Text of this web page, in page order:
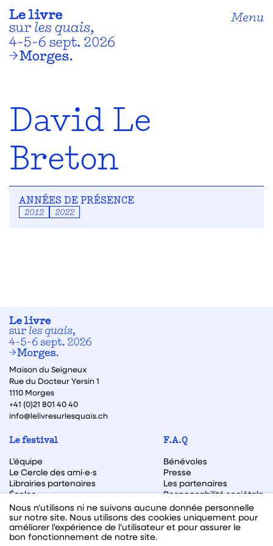
Menu
David Le
Breton
ANNÉES DE PRÉSENCE
2012 2022
Maison du Seigneux
Rue du Docteur Yersin 1
1110 Morges
+41 (0)21 801 40 40
info@lelivresurlesquais.ch
Le festival
L’équipe
Le Cercle des ami·e·s
Librairies partenaires
Écoles
F.A.Q
Bénévoles
Presse
Les partenaires
Responsabilité sociétale
Archive des éditions
Archive des autrices et auteurs
Nous n'utilisons ni ne suivons aucune donnée personnelle
sur notre site. Nous utilisons des cookies uniquement pour
améliorer l'expérience de l'utilisateur et pour assurer le
bon fonctionnement de notre site.